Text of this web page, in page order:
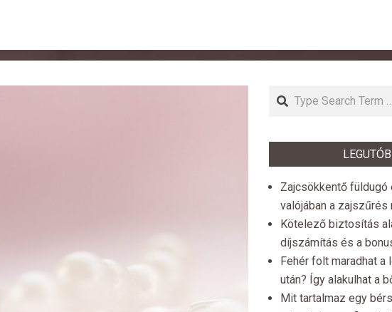
Search
Zajcsökkentő füldugó
valójában a zajszűrés
Kötelező biztosítás
díjszámítás és a
Fehér folt maradhat
után? Így alakulhat a
Mit tartalmaz egy